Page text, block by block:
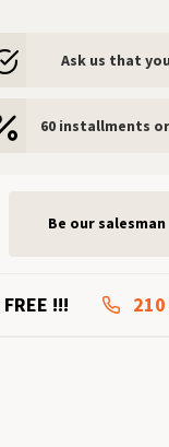
Ask us that
60 installments
Be our salesman
!!!